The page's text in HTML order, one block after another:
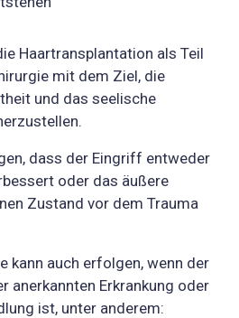
Haartransplantation als Teil
mit dem Ziel, die
und das seelische
dass der Eingriff entweder
oder das äußere
Zustand vor dem Trauma
kann auch erfolgen, wenn der
anerkannten Erkrankung oder
ist, unter anderem: